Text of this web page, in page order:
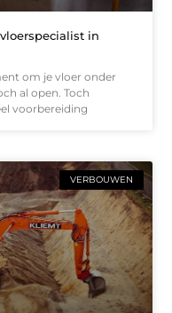
in
om je vloer onder
al open. Toch
voorbereiding
VERBOUWEN